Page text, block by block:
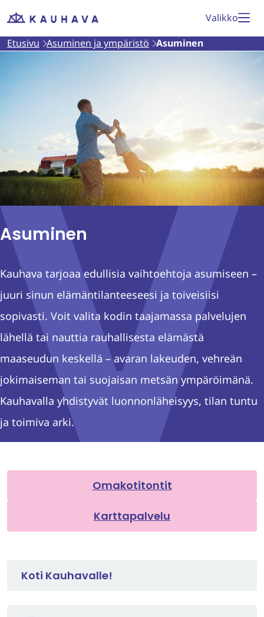
Siirry
Etusivu
Valikko
Etusivu Asuminen ja ympäristö Asuminen
Asuminen
Kauhava tarjoaa edullisia vaihtoehtoja asumiseen –
juuri sinun elämäntilanteeseesi ja toiveisiisi
sopivasti. Voit valita kodin taajamassa palvelujen
lähellä tai nauttia rauhallisesta elämästä
maaseudun keskellä – avaran lakeuden, vehreän
jokimaiseman tai suojaisan metsän ympäröimänä.
Kauhavalla yhdistyvät luonnonläheisyys, tilan tuntu
ja toimiva arki.
Omakotitontit
Karttapalvelu
Koti Kauhavalle!